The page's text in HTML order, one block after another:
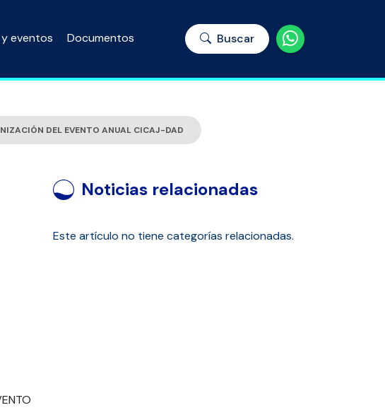
eventos Documentos Buscar
DEL EVENTO ANUAL CICAJ-DAD
Noticias relacionadas
Este artículo no tiene categorías relacionadas.